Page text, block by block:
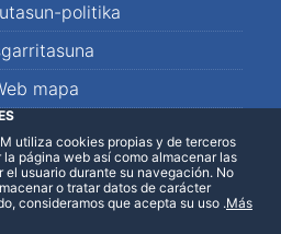
politika
mapa
utiliza cookies propias y de terceros
página web así como almacenar las
usuario durante su navegación. No
o tratar datos de carácter
consideramos que acepta su uso .Más